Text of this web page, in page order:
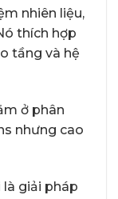
nhiên liệu,
thích hợp
tầng và hệ
ở phân
nhưng cao
giải pháp